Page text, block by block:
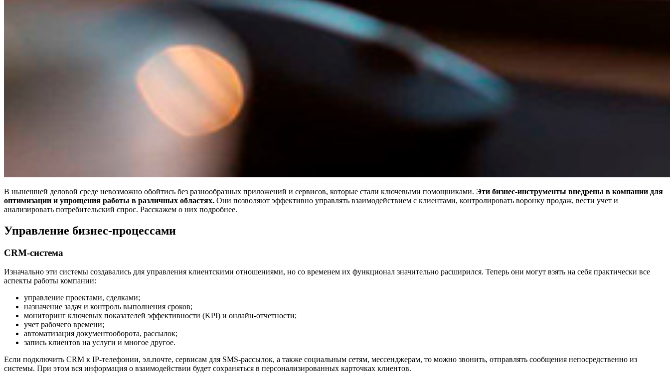
В нынешней деловой среде невозможно обойтись без разнообразных приложений и сервисов, которые стали ключевыми помощниками. Эти бизнес-инструменты внедрены в компании для
оптимизации и упрощения работы в различных областях. Они позволяют эффективно управлять взаимодействием с клиентами, контролировать воронку продаж, вести учет и
анализировать потребительский спрос. Расскажем о них подробнее.
Управление бизнес-процессами
CRM-система
Изначально эти системы создавались для управления клиентскими отношениями, но со временем их функционал значительно расширился. Теперь они могут взять на себя практически все
аспекты работы компании:
управление проектами, сделками;
назначение задач и контроль выполнения сроков;
мониторинг ключевых показателей эффективности (KPI) и онлайн-отчетности;
учет рабочего времени;
автоматизация документооборота, рассылок;
запись клиентов на услуги и многое другое.
Если подключить CRM к IP-телефонии, эл.почте, сервисам для SMS-рассылок, а также социальным сетям, мессенджерам, то можно звонить, отправлять сообщения непосредственно из
системы. При этом вся информация о взаимодействии будет сохраняться в персонализированных карточках клиентов.